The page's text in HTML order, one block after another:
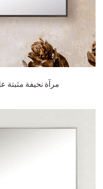
مرآة نحيفة مثبتة